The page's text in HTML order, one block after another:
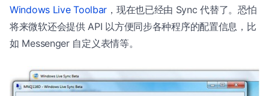
Windows Live Toolbar ，现在也已经由 Sync 代替了。恐怕
将来微软还会提供 API 以方便同步各种程序的配置信息，比
如 Messenger 自定义表情等。